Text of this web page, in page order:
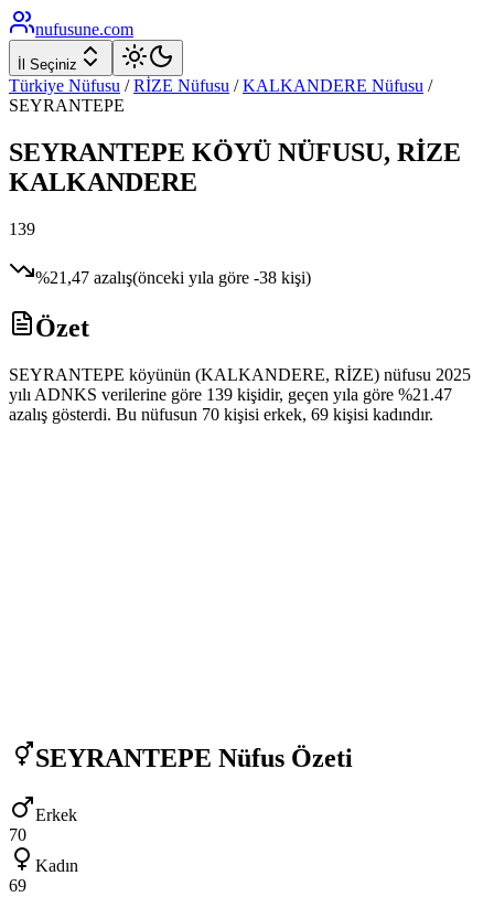
nufusune.com
İl Seçiniz
Türkiye Nüfusu / RİZE Nüfusu / KALKANDERE Nüfusu /
SEYRANTEPE
SEYRANTEPE KÖYÜ NÜFUSU, RİZE
KALKANDERE
139
%21,47 azalış(önceki yıla göre -38 kişi)
Özet
SEYRANTEPE köyünün (KALKANDERE, RİZE) nüfusu 2025
yılı ADNKS verilerine göre 139 kişidir, geçen yıla göre %21.47
azalış gösterdi. Bu nüfusun 70 kişisi erkek, 69 kişisi kadındır.
SEYRANTEPE Nüfus Özeti
Erkek
70
Kadın
69